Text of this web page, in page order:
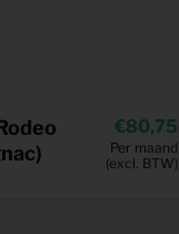
80,75
Per maand
(excl. BTW)